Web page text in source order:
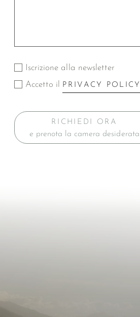
Iscrizione alla newsletter
Accetto il
PRIVACY POLICY
RICHIEDI ORA
e prenota la camera desiderata